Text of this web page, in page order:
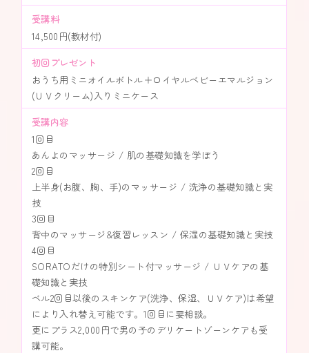
受講料
14,500円(教材付)
初回プレゼント
おうち用ミニオイルボトル＋ロイヤルベビーエマルジョン
(ＵＶクリーム)入りミニケース
受講内容
1回目
あんよのマッサージ / 肌の基礎知識を学ぼう
2回目
上半身(お腹、胸、手)のマッサージ / 洗浄の基礎知識と実
技
3回目
背中のマッサージ&復習レッスン / 保湿の基礎知識と実技
4回目
SORATOだけの特別シート付マッサージ / ＵＶケアの基
礎知識と実技
ベル2回目以後のスキンケア(洗浄、保湿、ＵＶケア)は希望
により入れ替え可能です。1回目に要相談。
更にプラス2,000円で男の子のデリケートゾーンケアも受
講可能。